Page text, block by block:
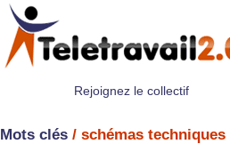
Rejoignez le collectif
Mots clés / schémas techniques